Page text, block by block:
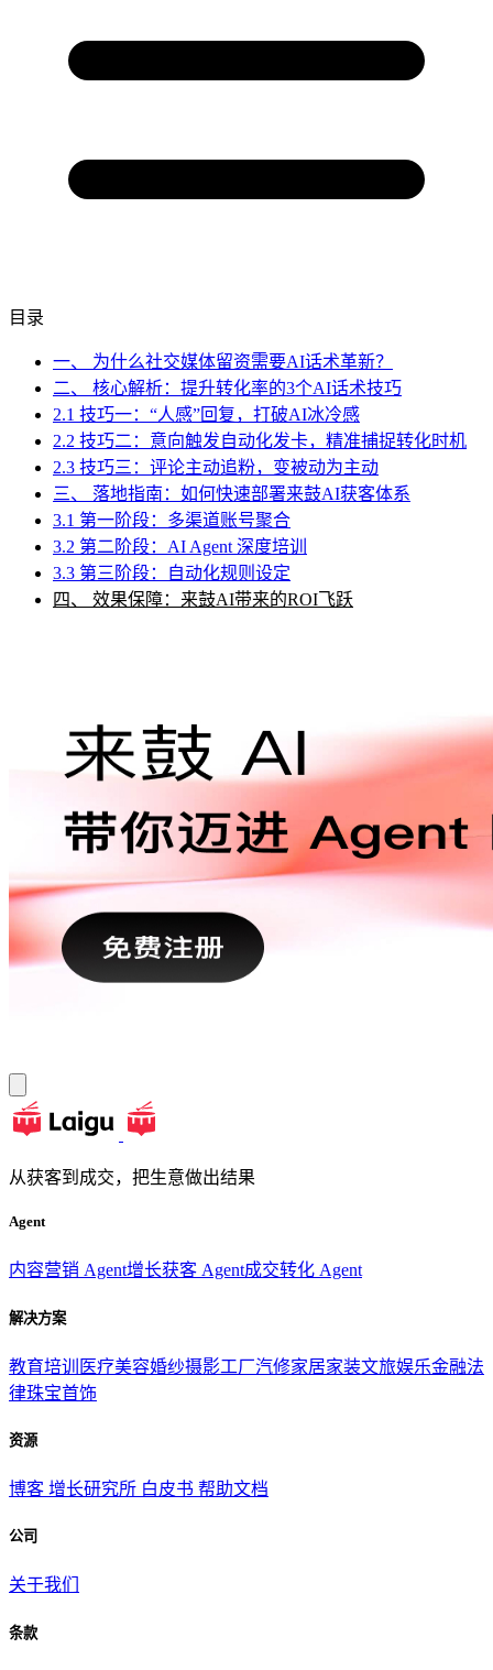
目录
一、 为什么社交媒体留资需要AI话术革新？
二、 核心解析：提升转化率的3个AI话术技巧
2.1 技巧一：“人感”回复，打破AI冰冷感
2.2 技巧二：意向触发自动化发卡，精准捕捉转化时机
2.3 技巧三：评论主动追粉，变被动为主动
三、 落地指南：如何快速部署来鼓AI获客体系
3.1 第一阶段：多渠道账号聚合
3.2 第二阶段：AI Agent 深度培训
3.3 第三阶段：自动化规则设定
四、 效果保障：来鼓AI带来的ROI飞跃
从获客到成交，把生意做出结果
Agent
内容营销 Agent增长获客 Agent成交转化 Agent
解决方案
教育培训 医疗美容婚纱摄影工厂汽修家居家装文旅娱乐金融法
律珠宝首饰
资源
博客 增长研究所 白皮书 帮助文档
公司
关于我们
条款